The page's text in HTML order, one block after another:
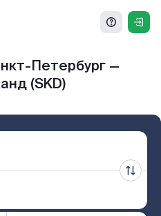
Петербург —
(SKD)